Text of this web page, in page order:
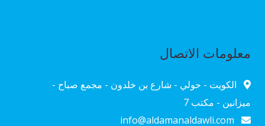
معلومات الاتصال
الكويت - حولي - شارع بن خلدون - مجمع صباح -
ميزانين - مكتب 7